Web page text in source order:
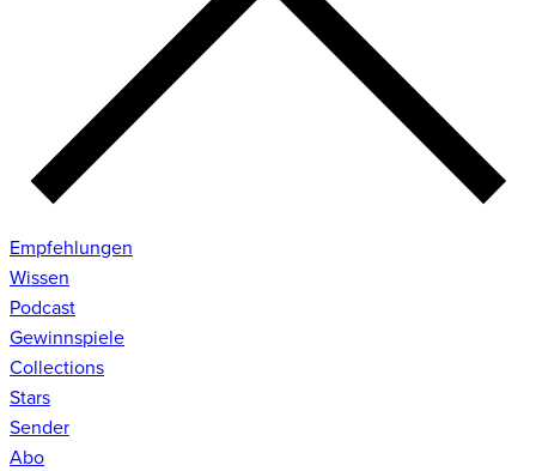
Empfehlungen
Wissen
Podcast
Gewinnspiele
Collections
Stars
Sender
Abo